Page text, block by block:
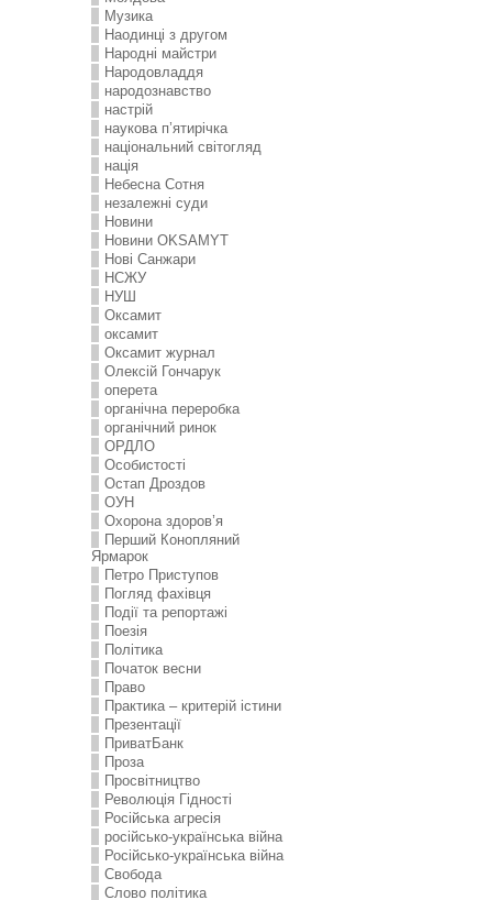
Музика
Наодинці з другом
Народні майстри
Народовладдя
народознавство
настрій
наукова п’ятирічка
національний світогляд
нація
Небесна Сотня
незалежні суди
Новини
Новини OKSAMYT
Нові Санжари
НСЖУ
НУШ
Оксамит
оксамит
Оксамит журнал
Олексій Гончарук
оперета
органічна переробка
органічний ринок
ОРДЛО
Особистості
Остап Дроздов
ОУН
Охорона здоров’я
Перший Конопляний
Ярмарок
Петро Приступов
Погляд фахівця
Події та репортажі
Поезія
Політика
Початок весни
Право
Практика – критерій істини
Презентації
ПриватБанк
Проза
Просвітництво
Революція Гідності
Російська агресія
російсько-українська війна
Російсько-українська війна
Свобода
Слово політика